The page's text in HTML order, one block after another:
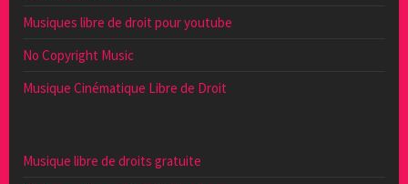
Musiques libre de droit pour youtube
No Copyright Music
Musique Cinématique Libre de Droit
Musique libre de droits gratuite